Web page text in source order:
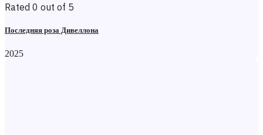
Rated 0 out of 5
Последняя роза Дивеллона
2025